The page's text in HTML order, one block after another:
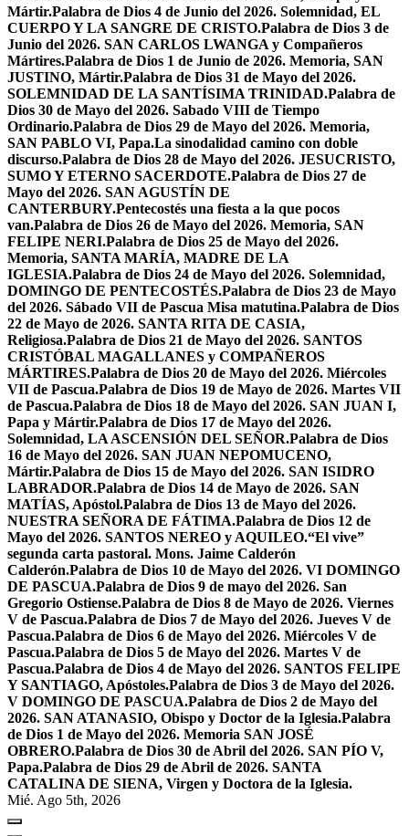
Mártir.Palabra de Dios 4 de Junio del 2026. Solemnidad, EL
CUERPO Y LA SANGRE DE CRISTO.Palabra de Dios 3 de
Junio del 2026. SAN CARLOS LWANGA y Compañeros
Mártires.Palabra de Dios 1 de Junio de 2026. Memoria, SAN
JUSTINO, Mártir.Palabra de Dios 31 de Mayo del 2026.
SOLEMNIDAD DE LA SANTÍSIMA TRINIDAD.Palabra de
Dios 30 de Mayo del 2026. Sabado VIII de Tiempo
Ordinario.Palabra de Dios 29 de Mayo del 2026. Memoria,
SAN PABLO VI, Papa.La sinodalidad camino con doble
discurso.Palabra de Dios 28 de Mayo del 2026. JESUCRISTO,
SUMO Y ETERNO SACERDOTE.Palabra de Dios 27 de
Mayo del 2026. SAN AGUSTÍN DE
CANTERBURY.Pentecostés una fiesta a la que pocos
van.Palabra de Dios 26 de Mayo del 2026. Memoria, SAN
FELIPE NERI.Palabra de Dios 25 de Mayo del 2026.
Memoria, SANTA MARÍA, MADRE DE LA
IGLESIA.Palabra de Dios 24 de Mayo del 2026. Solemnidad,
DOMINGO DE PENTECOSTÉS.Palabra de Dios 23 de Mayo
del 2026. Sábado VII de Pascua Misa matutina.Palabra de Dios
22 de Mayo de 2026. SANTA RITA DE CASIA,
Religiosa.Palabra de Dios 21 de Mayo del 2026. SANTOS
CRISTÓBAL MAGALLANES y COMPAÑEROS
MÁRTIRES.Palabra de Dios 20 de Mayo del 2026. Miércoles
VII de Pascua.Palabra de Dios 19 de Mayo de 2026. Martes VII
de Pascua.Palabra de Dios 18 de Mayo del 2026. SAN JUAN I,
Papa y Mártir.Palabra de Dios 17 de Mayo del 2026.
Solemnidad, LA ASCENSIÓN DEL SEÑOR.Palabra de Dios
16 de Mayo del 2026. SAN JUAN NEPOMUCENO,
Mártir.Palabra de Dios 15 de Mayo del 2026. SAN ISIDRO
LABRADOR.Palabra de Dios 14 de Mayo de 2026. SAN
MATÍAS, Apóstol.Palabra de Dios 13 de Mayo del 2026.
NUESTRA SEÑORA DE FÁTIMA.Palabra de Dios 12 de
Mayo del 2026. SANTOS NEREO y AQUILEO.“El vive”
segunda carta pastoral. Mons. Jaime Calderón
Calderón.Palabra de Dios 10 de Mayo del 2026. VI DOMINGO
DE PASCUA.Palabra de Dios 9 de mayo del 2026. San
Gregorio Ostiense.Palabra de Dios 8 de Mayo de 2026. Viernes
V de Pascua.Palabra de Dios 7 de Mayo del 2026. Jueves V de
Pascua.Palabra de Dios 6 de Mayo del 2026. Miércoles V de
Pascua.Palabra de Dios 5 de Mayo del 2026. Martes V de
Pascua.Palabra de Dios 4 de Mayo del 2026. SANTOS FELIPE
Y SANTIAGO, Apóstoles.Palabra de Dios 3 de Mayo del 2026.
V DOMINGO DE PASCUA.Palabra de Dios 2 de Mayo del
2026. SAN ATANASIO, Obispo y Doctor de la Iglesia.Palabra
de Dios 1 de Mayo del 2026. Memoria SAN JOSÉ
OBRERO.Palabra de Dios 30 de Abril del 2026. SAN PÍO V,
Papa.Palabra de Dios 29 de Abril de 2026. SANTA
CATALINA DE SIENA, Virgen y Doctora de la Iglesia.
Mié. Ago 5th, 2026